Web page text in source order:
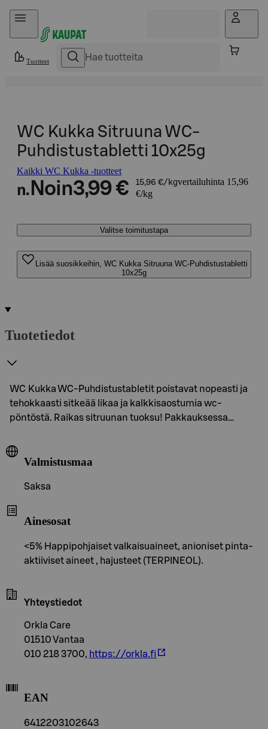
Hyppää sisältöön
Tuotteet
WC Kukka Sitruuna WC-
Puhdistustabletti 10x25g
Kaikki WC Kukka -tuotteet
n. Noin3,99 € 15,96 €/kgvertailuhinta 15,96
€/kg
Valitse toimitustapa
Lisää suosikkeihin, WC Kukka Sitruuna WC-Puhdistustabletti
10x25g
Tuotetiedot
WC Kukka WC-Puhdistustabletit poistavat nopeasti ja
tehokkaasti sitkeää likaa ja kalkkisaostumia wc-
pöntöstä. Raikas sitruunan tuoksu! Pakkauksessa…
Valmistusmaa
Saksa
Ainesosat
<5% Happipohjaiset valkaisuaineet, anioniset pinta-
aktiiviset aineet , hajusteet (TERPINEOL).
Yhteystiedot
Orkla Care
01510 Vantaa
010 218 3700, https://orkla.fi
EAN
6412203102643